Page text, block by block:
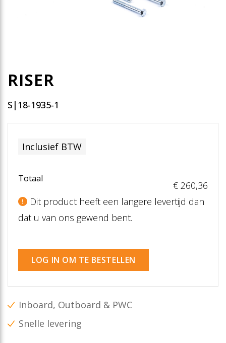
RISER
S|18-1935-1
Inclusief BTW
Totaal
€ 260,36
Dit product heeft een langere levertijd dan
dat u van ons gewend bent.
LOG IN OM TE BESTELLEN
Inboard, Outboard & PWC
Snelle levering